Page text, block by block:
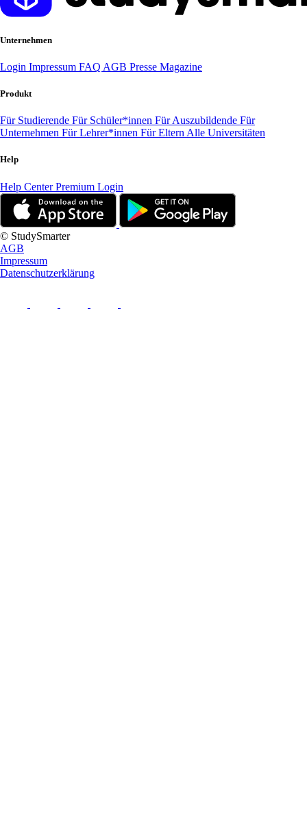
Unternehmen
Login Impressum FAQ AGB Presse Magazine
Produkt
Für Studierende Für Schüler*innen Für Auszubildende Für
Unternehmen Für Lehrer*innen Für Eltern Alle Universitäten
Help
Help CenterPremium Login
© StudySmarter
AGB
Impressum
Datenschutzerklärung